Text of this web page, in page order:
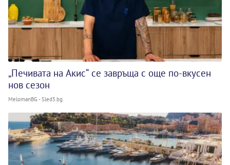
„Печивата на Акис“ се завръща с още по-вкусен
нов сезон
MelomanBG - Sled5.bg